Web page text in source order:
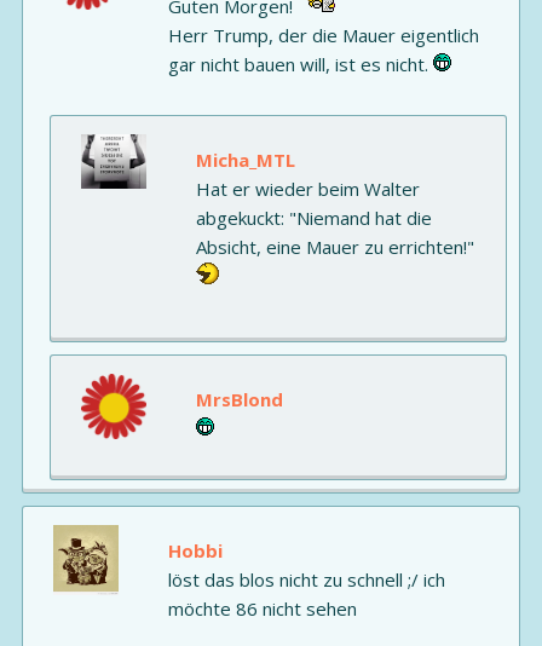
Guten Morgen!
Herr Trump, der die Mauer eigentlich
gar nicht bauen will, ist es nicht.
Micha_MTL
Hat er wieder beim Walter
abgekuckt: "Niemand hat die
Absicht, eine Mauer zu errichten!"
MrsBlond
Hobbi
löst das blos nicht zu schnell ;/ ich
möchte 86 nicht sehen